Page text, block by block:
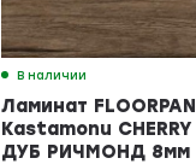
В наличии
Ламинат FLOORPAN
Kastamonu CHERRY
ДУБ РИЧМОНД 8мм